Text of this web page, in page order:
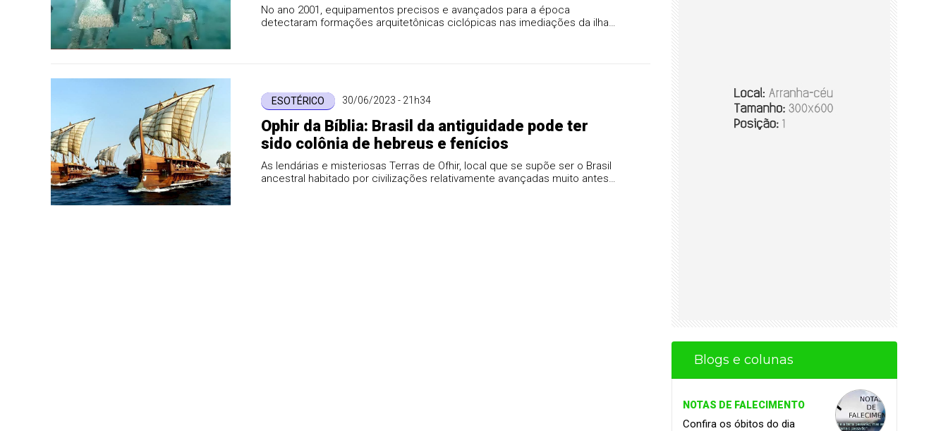
No ano 2001, equipamentos precisos e avançados para a época
detectaram formações arquitetônicas ciclópicas nas imediações da ilha
ESOTÉRICO 30/06/2023 - 21h34
Ophir da Bíblia: Brasil da antiguidade pode ter
sido colônia de hebreus e fenícios
As lendárias e misteriosas Terras de Ofhir, local que se supõe ser o Brasil
ancestral habitado por civilizações relativamente avançadas muito antes
Blogs e colunas
NOTAS DE FALECIMENTO
Confira os óbitos do dia